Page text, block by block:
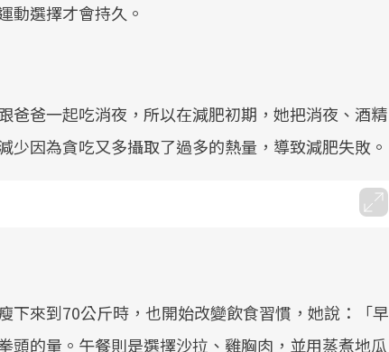
動選擇才會持久。
爸爸一起吃消夜，所以在減肥初期，她把消夜、酒精
少因為貪吃又多攝取了過多的熱量，導致減肥失敗。
下來到70公斤時，也開始改變飲食習慣，她說：「早
頭的量。午餐則是選擇沙拉、雞胸肉，並用蒸煮地瓜